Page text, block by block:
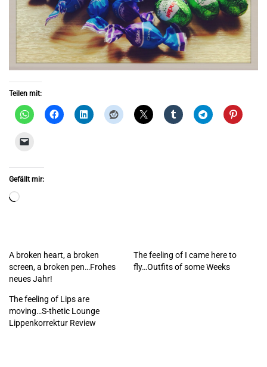
Teilen mit:
Gefällt mir:
Wird
A broken heart, a broken
screen, a broken pen…Frohes
neues Jahr!
The feeling of I came here to
fly…Outfits of some Weeks
The feeling of Lips are
moving…S-thetic Lounge
Lippenkorrektur Review